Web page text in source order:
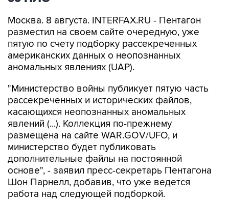
Москва. 8 августа. INTERFAX.RU - Пентагон
разместил на своем сайте очередную, уже
пятую по счету подборку рассекреченных
американских данных о неопознанных
аномальных явлениях (UAP).
"Министерство войны публикует пятую часть
рассекреченных и исторических файлов,
касающихся неопознанных аномальных
явлений (...). Коллекция по-прежнему
размещена на сайте WAR.GOV/UFO, и
министерство будет публиковать
дополнительные файлы на постоянной
основе", - заявил пресс-секретарь Пентагона
Шон Парнелл, добавив, что уже ведется
работа над следующей подборкой.